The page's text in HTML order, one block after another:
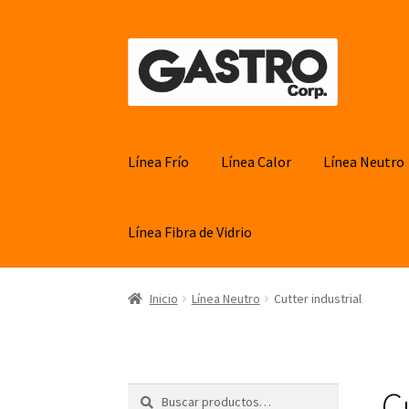
al
contenido
Línea Frío Línea Calor Línea Neutro
Línea Fibra de Vidrio
Inicio Línea Neutro Cutter industrial
Buscar
Buscar